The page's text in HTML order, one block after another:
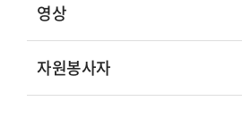
영상
자원봉사자